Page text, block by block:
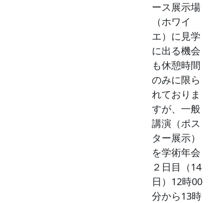
ース展示場
（ホワイ
エ）に見学
に出る機会
も休憩時間
のみに限ら
れておりま
すが、一般
講演（ポス
ター展示）
を学術年会
２日目（14
日）12時00
分から13時